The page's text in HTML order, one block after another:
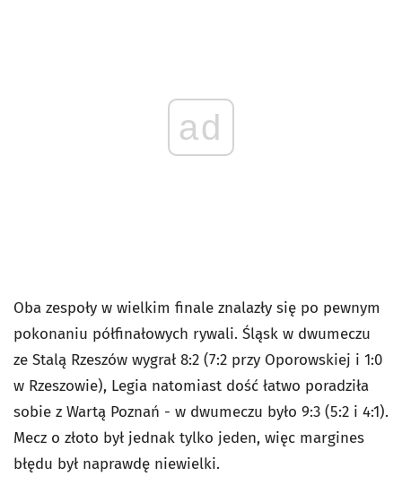
ad
Oba zespoły w wielkim finale znalazły się po pewnym
pokonaniu półfinałowych rywali. Śląsk w dwumeczu
ze Stalą Rzeszów wygrał 8:2 (7:2 przy Oporowskiej i 1:0
w Rzeszowie), Legia natomiast dość łatwo poradziła
sobie z Wartą Poznań - w dwumeczu było 9:3 (5:2 i 4:1).
Mecz o złoto był jednak tylko jeden, więc margines
błędu był naprawdę niewielki.